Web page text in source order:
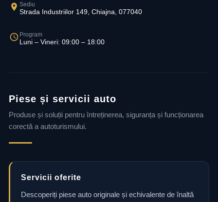
Sediu
Strada Industriilor 149, Chiajna, 077040
Program
Luni – Vineri: 09:00 – 18:00
Piese și servicii auto
Produse și soluții pentru întreținerea, siguranța și funcționarea
corectă a autoturismului.
Servicii oferite
Descoperiți piese auto originale și echivalente de înaltă